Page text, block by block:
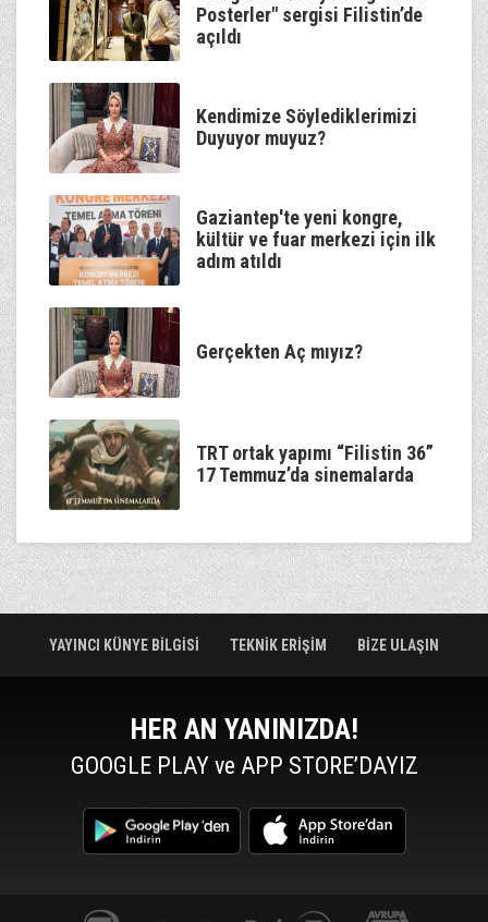
Posterler" sergisi Filistin’de
açıldı
Kendimize Söylediklerimizi
Duyuyor muyuz?
Gaziantep'te yeni kongre,
kültür ve fuar merkezi için ilk
adım atıldı
Gerçekten Aç mıyız?
TRT ortak yapımı “Filistin 36”
17 Temmuz’da sinemalarda
YAYINCI KÜNYE BİLGİSİ TEKNİK ERİŞİM BİZE ULAŞIN
HER AN YANINIZDA!
GOOGLE PLAY ve APP STORE’DAYIZ